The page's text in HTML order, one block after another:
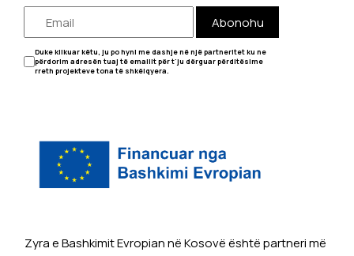
Abonohu
Duke klikuar këtu, ju po hyni me dashje në një partneritet ku ne
përdorim adresën tuaj të emailit për t'ju dërguar përditësime
rreth projekteve tona të shkëlqyera.
Zyra e Bashkimit Evropian në Kosovë është partneri më